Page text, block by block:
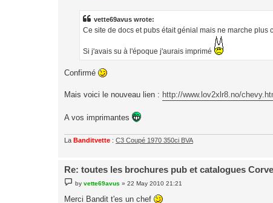
vette69avus wrote:
Ce site de docs et pubs était génial mais ne marche plus
Si j'avais su à l'époque j'aurais imprimé
Confirmé
Mais voici le nouveau lien : http://www.lov2xlr8.no/
A vos imprimantes
La Banditvette : C3 Coupé 1970 350ci BVA
Re: toutes les brochures pub et catalogues
P
o
byvette69avus »22 May 2010 21:21
Merci Bandit t'es un chef